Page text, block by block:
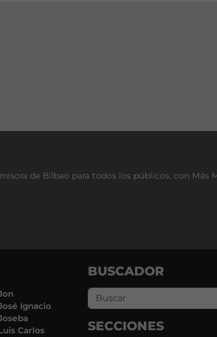
de Bilbao para todos los públicos, con Más
Ignacio
Carlos
BUSCADOR
SECCIONES